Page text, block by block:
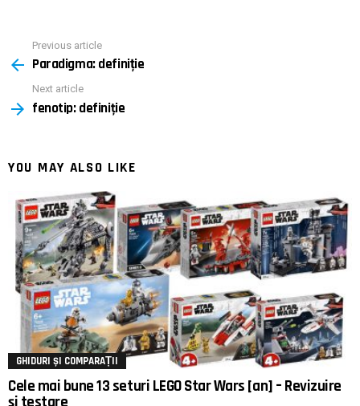
more
Previous article
Paradigma: definiție
Next article
fenotip: definiţie
YOU MAY ALSO LIKE
GHIDURI ȘI COMPARAȚII
Cele mai bune 13 seturi LEGO Star Wars [an] – Revizuire